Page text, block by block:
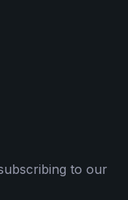
to our